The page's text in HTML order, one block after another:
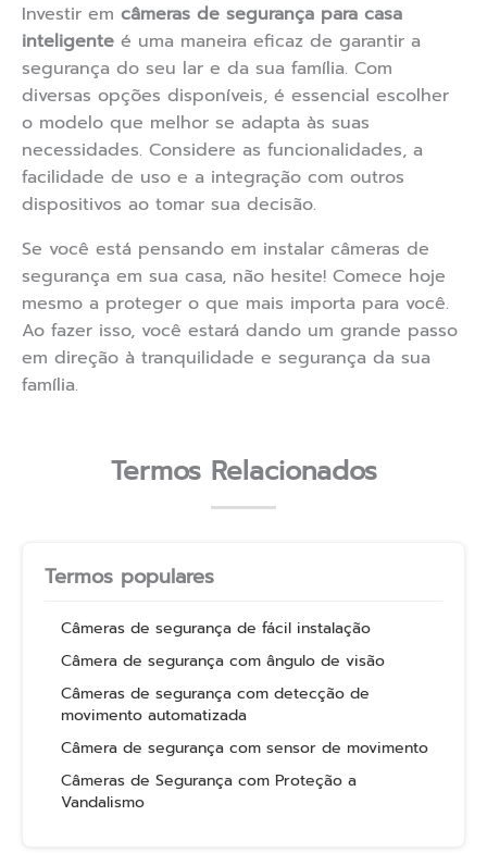
Investir em câmeras de segurança para casa
inteligente é uma maneira eficaz de garantir a
segurança do seu lar e da sua família. Com
diversas opções disponíveis, é essencial escolher
o modelo que melhor se adapta às suas
necessidades. Considere as funcionalidades, a
facilidade de uso e a integração com outros
dispositivos ao tomar sua decisão.
Se você está pensando em instalar câmeras de
segurança em sua casa, não hesite! Comece hoje
mesmo a proteger o que mais importa para você.
Ao fazer isso, você estará dando um grande passo
em direção à tranquilidade e segurança da sua
família.
Termos Relacionados
Termos populares
Câmeras de segurança de fácil instalação
Câmera de segurança com ângulo de visão
Câmeras de segurança com detecção de
movimento automatizada
Câmera de segurança com sensor de movimento
Câmeras de Segurança com Proteção a
Vandalismo